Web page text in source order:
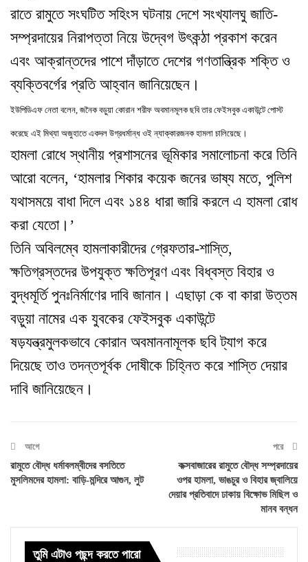
রাতে রামুতে সংঘটিত সহিংস ঘটনায় দেশে সংখ্যালঘু জাতি-
সম্প্রদায়ের নিরাপত্তা নিয়ে উদ্বেগ উৎকন্ঠা প্রকাশ করেন
এবং আক্রান্তদের পাশে দাঁড়াতে দেশের গণতান্ত্রিক শক্তি ও
ব্যক্তিবর্গের প্রতি আহ্বান জানিয়েছেন ।
ইউপিডিএফ নেতা বলেন, জনৈক বড়ুয়া কোরান শরীফ অবমানমূলক ছবি তার ফেইসবুক একাউন্টে পোস্ট
করেছে এই মিথ্যা অজুহাতে একদল উগ্রধর্মান্ধ ওই ন্যাক্কারজনক হামলা চালিয়েছে ।
হামলা রোধে স্থানীয় প্রশাসনের ভূমিকার সমালোচনা করে তিনি
আরো বলেন, ‘হামলার শিকার কয়েক জনের ভাষ্য মতে, পুলিশ
যথাসময়ে বাধা দিলে এবং ১৪৪ ধারা জারি করলে এ হামলা রোধ
করা যেতো। ’
তিনি অবিলম্বে হামলাকারীদের গ্রেফতার-শাস্তি,
ক্ষতিগ্রস্তদের উপযুক্ত ক্ষতিপূরণ এবং বিধ্বস্ত বিহার ও
বুদ্ধমূর্তি পুনঃনির্মাণের দাবি জানান । এছাড়া কে বা কারা উত্তম
বড়ুয়া নামের এক যুবকের ফেইসবুক একাউন্টে
ষড়যন্ত্রমুলকভাবে কোরান অবমাননামূলক ছবি ট্যাগ করে
দিয়েছে তাও তদন্তপূর্বক দোষীকে চিহ্নিত করে শাস্তি দেয়ার
দাবি জানিয়েছেন ।
আগে
রামুতে বৌদ্ধ ধর্মাবলম্বীদের বসতিতে
মুসলিমদের হামলা: বাড়ি-মন্দিরে আগুন, লুট
পরে
কক্সবাজারের রামুতে বৌদ্ধ সম্প্রদায়ের
ওপর হামলা, ভাঙচুর ও বিহার জ্বালিয়ে
দেয়ার প্রতিবাদে ঢাকায় বিক্ষোভ মিছিল ও
মানব বন্ধন
তুমি এটাও পছন্দ করতে পারো